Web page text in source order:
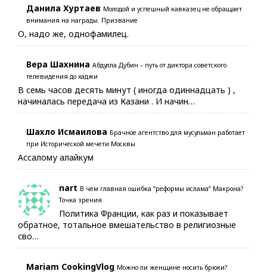
Данила Хуртаев Молодой и успешный кавказец не обращает
внимания на награды. Призвание
О, надо же, однофамилец.
Вера Шахнина Абдулла Дубин – путь от диктора советского
телевидения до хаджи
В семь часов десять минут ( иногда одиннадцать ) ,
начиналась передача из Казани . И начин…
Шахло Исмаилова Брачное агентство для мусульман работает
при Исторической мечети Москвы
Ассалому алайкум
nart В чем главная ошибка “реформы ислама” Макрона?
Точка зрения
Политика Франции, как раз и показывает
обратное, тотальное вмешательство в религиозные
сво…
Mariam CookingVlog Можно ли женщине носить брюки?